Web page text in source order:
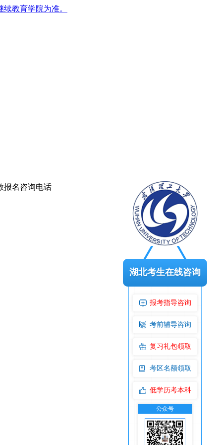
教育学院为准。
湖北考生在线咨询
报考指导咨询
考前辅导咨询
复习礼包领取
考区名额领取
低学历考本科
公众号